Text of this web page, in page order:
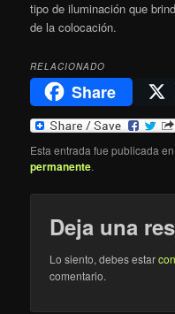
tipo de iluminación que
de la colocación.
RELACIONADO
Share
Esta entrada fue publicada
permanente.
Deja una
Lo siento, debes estar
comentario.